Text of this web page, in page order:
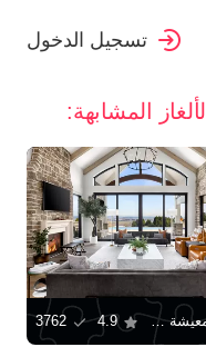
تسجيل الدخول
الألغاز المشابهة:
غرفة معيشة فاخرة 4.9
3762